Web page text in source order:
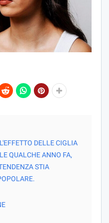
DELLE CIGLIA
QUALCHE ANNO FA,
STIA